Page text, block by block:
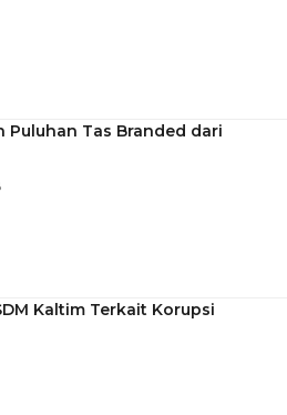
Puluhan Tas Branded dari
Kaltim Terkait Korupsi